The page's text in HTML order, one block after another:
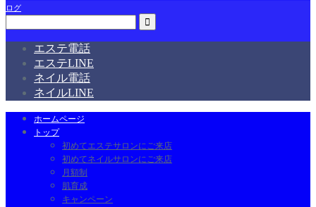
ログ
エステ電話
エステLINE
ネイル電話
ネイルLINE
ホームページ
トップ
初めてエステサロンにご来店
初めてネイルサロンにご来店
月額制
肌育成
キャンペーン